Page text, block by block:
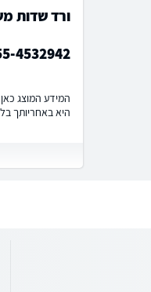
ורד שדות
4532942
המידע המוצג
היא באחריותך